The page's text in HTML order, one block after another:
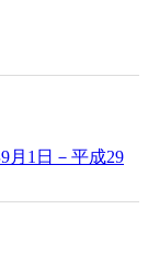
月1日－平成29